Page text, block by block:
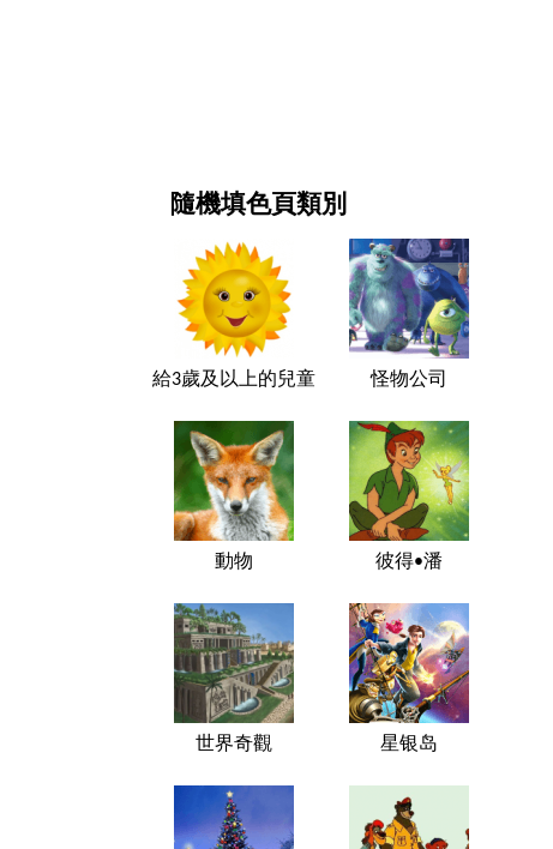
隨機填色頁類別
給3歲及以上的兒童 怪物公司
動物 彼得•潘
世界奇觀 星银岛